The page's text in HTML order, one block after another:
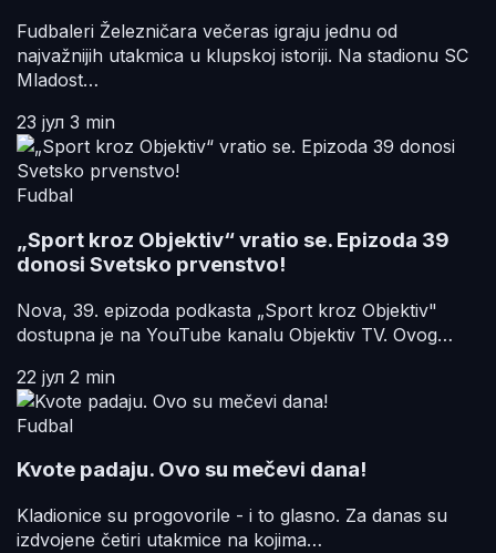
Fudbaleri Železničara večeras igraju jednu od
najvažnijih utakmica u klupskoj istoriji. Na stadionu SC
Mladost…
23 јул 3 min
Fudbal
„Sport kroz Objektiv“ vratio se. Epizoda 39
donosi Svetsko prvenstvo!
Nova, 39. epizoda podkasta „Sport kroz Objektiv"
dostupna je na YouTube kanalu Objektiv TV. Ovog…
22 јул 2 min
Fudbal
Kvote padaju. Ovo su mečevi dana!
Kladionice su progovorile - i to glasno. Za danas su
izdvojene četiri utakmice na kojima…